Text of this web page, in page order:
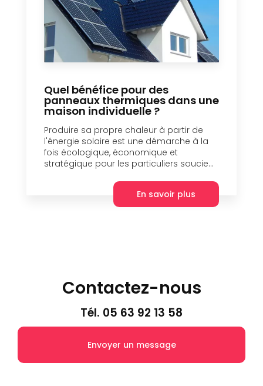
Quel bénéfice pour des
panneaux thermiques dans une
maison individuelle ?
Produire sa propre chaleur à partir de
l'énergie solaire est une démarche à la
fois écologique, économique et
stratégique pour les particuliers soucie...
En savoir plus
Contactez-nous
Tél. 05 63 92 13 58
Envoyer un message